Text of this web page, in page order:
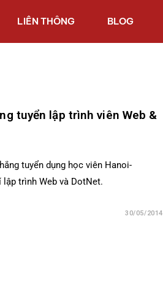
LIÊN THÔNG BLOG
tuyển lập trình viên Web &
tuyển dụng học viên Hanoi-
trình Web và DotNet.
30/05/2014